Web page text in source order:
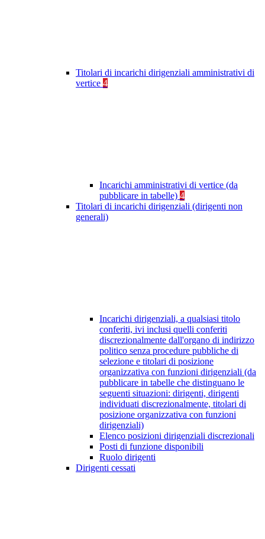
Titolari di incarichi dirigenziali amministrativi di
vertice 4
Incarichi amministrativi di vertice (da
pubblicare in tabelle) 4
Titolari di incarichi dirigenziali (dirigenti non
generali)
Incarichi dirigenziali, a qualsiasi titolo
conferiti, ivi inclusi quelli conferiti
discrezionalmente dall'organo di indirizzo
politico senza procedure pubbliche di
selezione e titolari di posizione
organizzativa con funzioni dirigenziali (da
pubblicare in tabelle che distinguano le
seguenti situazioni: dirigenti, dirigenti
individuati discrezionalmente, titolari di
posizione organizzativa con funzioni
dirigenziali)
Elenco posizioni dirigenziali discrezionali
Posti di funzione disponibili
Ruolo dirigenti
Dirigenti cessati